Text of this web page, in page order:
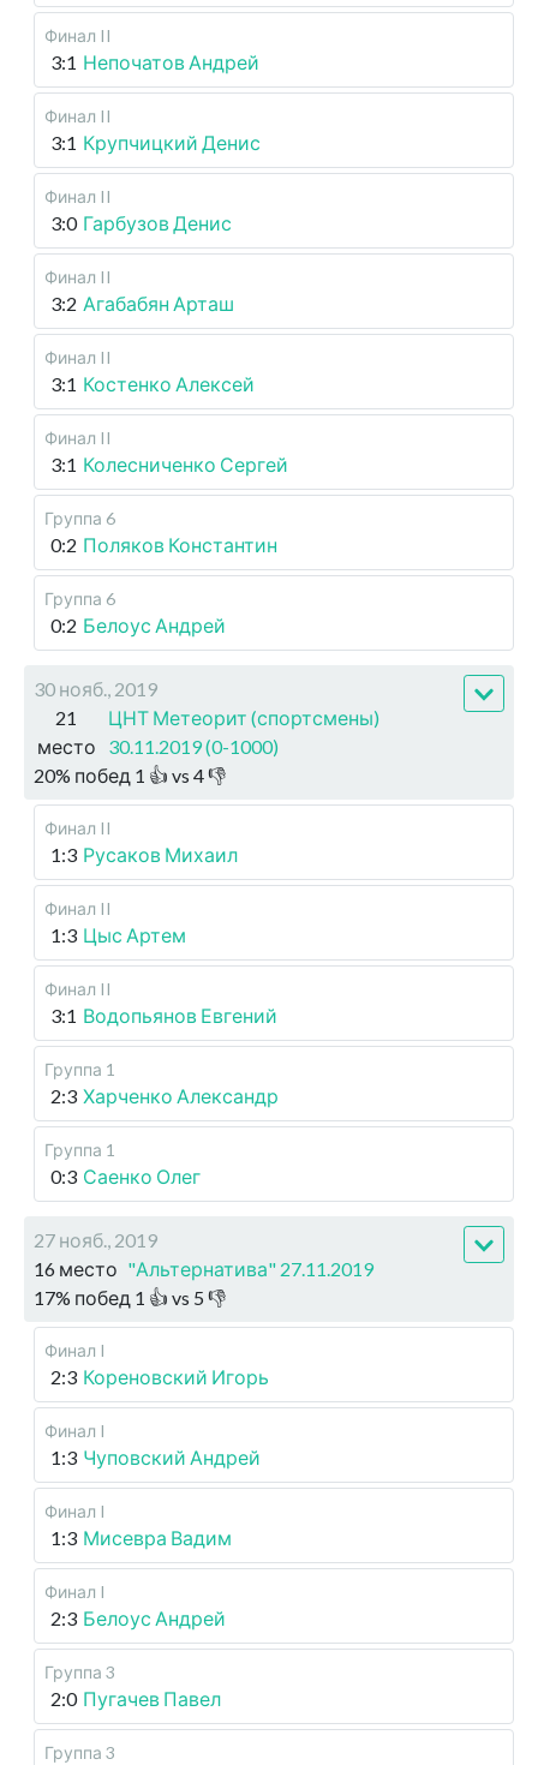
Финал II
3:1 Непочатов Андрей
Финал II
3:1 Крупчицкий Денис
Финал II
3:0 Гарбузов Денис
Финал II
3:2 Агабабян Арташ
Финал II
3:1 Костенко Алексей
Финал II
3:1 Колесниченко Сергей
Группа 6
0:2 Поляков Константин
Группа 6
0:2 Белоус Андрей
30 нояб., 2019
21
место
ЦНТ Метеорит (спортсмены)
30.11.2019 (0-1000)
20% побед 1 👍 vs 4👎
Финал II
1:3 Русаков Михаил
Финал II
1:3 Цыс Артем
Финал II
3:1 Водопьянов Евгений
Группа 1
2:3 Харченко Александр
Группа 1
0:3 Саенко Олег
27 нояб., 2019
16 место "Альтернатива" 27.11.2019
17% побед 1 👍 vs 5 👎
Финал I
2:3 Кореновский Игорь
Финал I
1:3 Чуповский Андрей
Финал I
1:3 Мисевра Вадим
Финал I
2:3 Белоус Андрей
Группа 3
2:0 Пугачев Павел
Группа 3